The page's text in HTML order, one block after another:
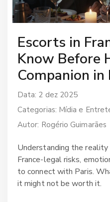
Escorts in
Know Before
Companion in
Data: 2 dez 2025
Categorias: Mídia e
Autor: Rogério Guimarães
Understanding the reality
France-legal risks,
to connect with Paris.
it might not be worth it.